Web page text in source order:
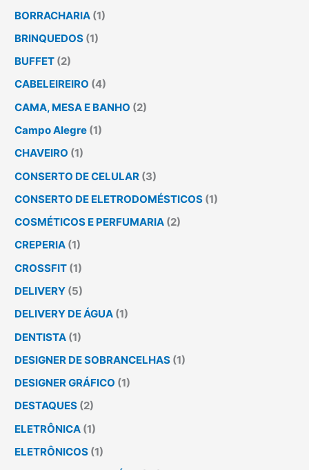
BORRACHARIA (1)
BRINQUEDOS (1)
BUFFET (2)
CABELEIREIRO (4)
CAMA, MESA E BANHO (2)
Campo Alegre (1)
CHAVEIRO (1)
CONSERTO DE CELULAR (3)
CONSERTO DE ELETRODOMÉSTICOS (1)
COSMÉTICOS E PERFUMARIA (2)
CREPERIA (1)
CROSSFIT (1)
DELIVERY (5)
DELIVERY DE ÁGUA (1)
DENTISTA (1)
DESIGNER DE SOBRANCELHAS (1)
DESIGNER GRÁFICO (1)
DESTAQUES (2)
ELETRÔNICA (1)
ELETRÔNICOS (1)